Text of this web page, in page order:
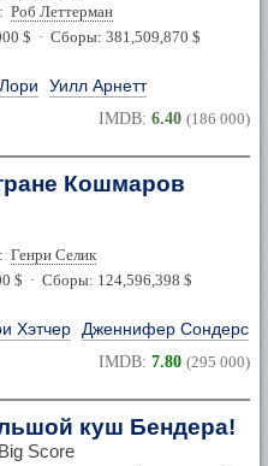
Роб Леттерман
$ · Сборы: 381,509,870 $
Уилл Арнетт
IMDB: 6.40 (186 000)
Кошмаров
Генри Селик
$ · Сборы: 124,596,398 $
Хэтчер Дженнифер Сондерс
IMDB: 7.80 (295 000)
куш Бендера!
Score